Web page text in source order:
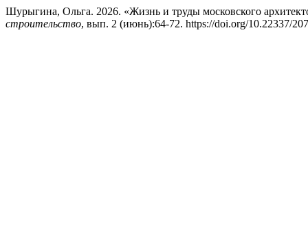
Шурыгина, Ольга. 2026. «Жизнь и труды московского
строительство, вып. 2 (июнь):64-72. https://doi.org/10.22337/